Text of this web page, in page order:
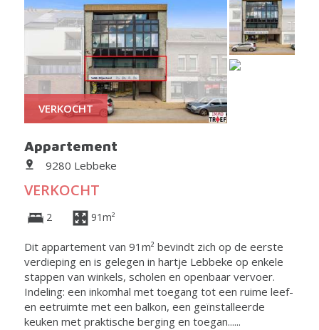
VERKOCHT
Appartement
9280 Lebbeke
VERKOCHT
2 91m²
Dit appartement van 91m² bevindt zich op de eerste
verdieping en is gelegen in hartje Lebbeke op enkele
stappen van winkels, scholen en openbaar vervoer.
Indeling: een inkomhal met toegang tot een ruime leef-
en eetruimte met een balkon, een geïnstalleerde
keuken met praktische berging en toegan......